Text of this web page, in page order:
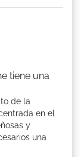
tiene una
de la
en el
y
una